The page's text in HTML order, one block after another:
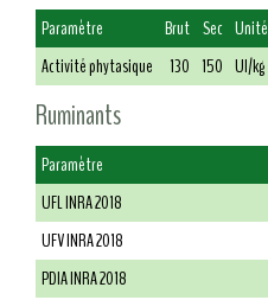
Paramètre Brut Sec Unité
Activité phytasique
130 150 UI/kg
Ruminants
Paramètre
UFL INRA 2018
UFV INRA 2018
PDIA INRA 2018